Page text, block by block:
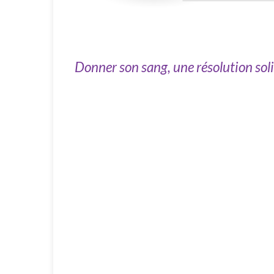
Donner son sang, une résolution